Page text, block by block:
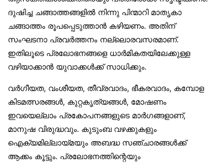
ദുഷിച്ച ചങ്ങാത്തങ്ങളിൽ നിന്നു പിന്മാറി മാതൃകാ
ചങ്ങാത്തം രൂപപ്പെടുത്താൻ കഴിയണം. അതിന്
സംഘടനാ പ്രവർത്തനം നല്ലൊരവസരമാണ്.
ഇതിലൂടെ പ്രലോഭനങ്ങളെ ധാർമികതയിലേക്കുള്ള
വഴിയാക്കാൻ യുവാക്കൾക്ക് സാധിക്കും.
വർഗീയത, വംശീയത, തീവ്രവാദം, ഭീകരവാദം, കമ്പോള
കിടമത്സരങ്ങൾ, കുറ്റകൃത്യങ്ങൾ, മോഷണം
ഇവയെല്ലാം പ്രകോപനങ്ങളുടെ മാർഗങ്ങളാണ്,
മാനുഷ വിരുദ്ധവും. കുടുംബ വഴക്കുകളും
ഐക്യമില്ലായ്മയും അബദ്ധ സഞ്ചാരങ്ങൾക്ക്
ആക്കം കൂട്ടും. പ്രലോഭനത്തിന്റെയും